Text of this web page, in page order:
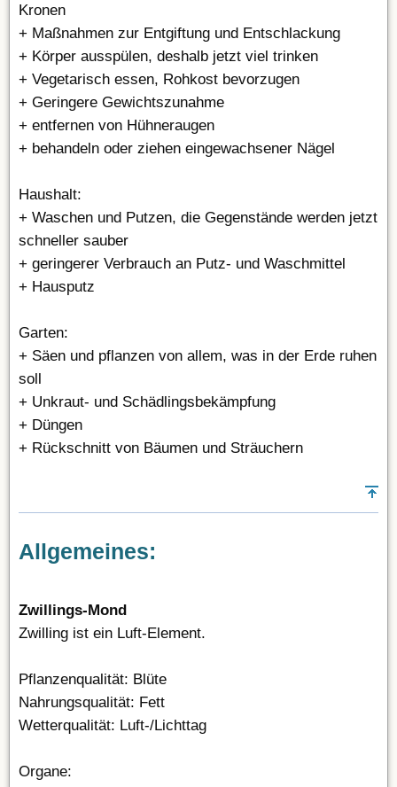
Kronen
+ Maßnahmen zur Entgiftung und Entschlackung
+ Körper ausspülen, deshalb jetzt viel trinken
+ Vegetarisch essen, Rohkost bevorzugen
+ Geringere Gewichtszunahme
+ entfernen von Hühneraugen
+ behandeln oder ziehen eingewachsener Nägel
Haushalt:
+ Waschen und Putzen, die Gegenstände werden jetzt
schneller sauber
+ geringerer Verbrauch an Putz- und Waschmittel
+ Hausputz
Garten:
+ Säen und pflanzen von allem, was in der Erde ruhen
soll
+ Unkraut- und Schädlingsbekämpfung
+ Düngen
+ Rückschnitt von Bäumen und Sträuchern
Allgemeines:
Zwillings-Mond
Zwilling ist ein Luft-Element.
Pflanzenqualität: Blüte
Nahrungsqualität: Fett
Wetterqualität: Luft-/Lichttag
Organe: